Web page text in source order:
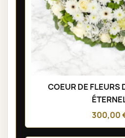
COEUR DE FLEURS
300,00